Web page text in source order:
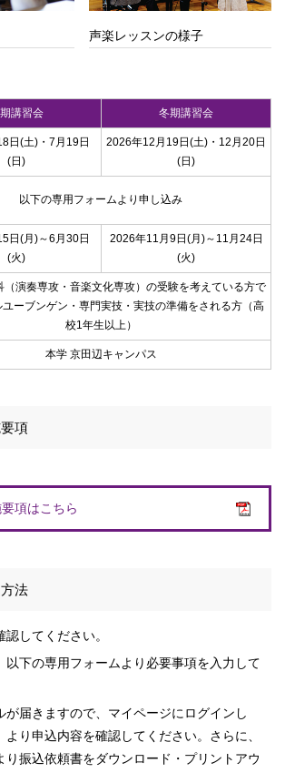
声楽レッスンの様子
講習会 冬期講習会
日(土)・7月19日
(日)
2026年12月19日(土)・12月20日
(日)
以下の専用フォームより申し込み
日(月)～6月30日
(火)
2026年11月9日(月)～11月24日
(火)
（演奏専攻・音楽文化専攻）の受験を考えている方で
ーブンゲン・専門実技・実技の準備をされる方（高
校1年生以上）
本学 京田辺キャンパス
項
項はこちら
法
してください。
以下の専用フォームより必要事項を入力して
が届きますので、マイページにログインし
より申込内容を確認してください。さらに、
り振込依頼書をダウンロード・プリントアウ